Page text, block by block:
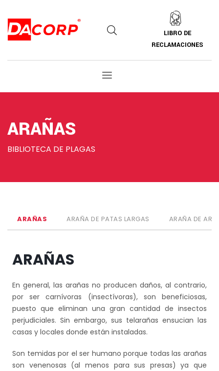
LIBRO DE
RECLAMACIONES
ARAÑAS
BIBLIOTECA DE PLAGAS
ARAÑAS ARAÑA DE PATAS LARGAS ARAÑA DE
ARAÑAS
En general, las arañas no producen daños, al contrario,
por ser carnívoras (insectívoras), son beneficiosas,
puesto que eliminan una gran cantidad de insectos
perjudiciales. Sin embargo, sus telarañas ensucian las
casas y locales donde están instaladas.
Son temidas por el ser humano porque todas las arañas
son venenosas (al menos para sus presas) ya que